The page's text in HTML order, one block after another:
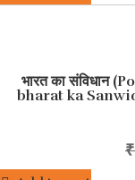
भारत का
bharat ka
₹